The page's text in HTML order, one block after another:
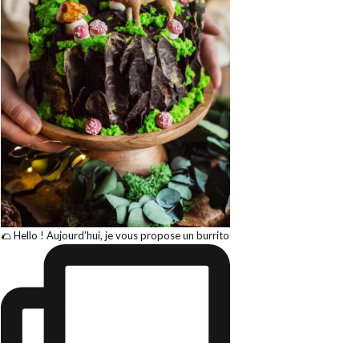
🌮 Hello ! Aujourd’hui, je vous propose un burrito